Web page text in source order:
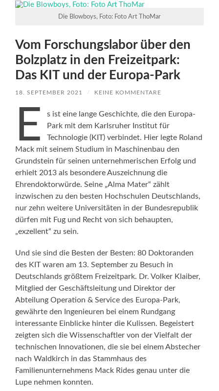
Die Blowboys, Foto: Foto Art ThoMar
Vom Forschungslabor über den
Bolzplatz in den Freizeitpark:
Das KIT und der Europa-Park
18. SEPTEMBER 2021 / KEINE KOMMENTARE
E
s ist eine lange Geschichte, die den Europa-
Park mit dem Karlsruher Institut für
Technologie (KIT) verbindet. Hier legte Roland
Mack mit seinem Studium in Maschinenbau den
Grundstein für seinen unternehmerischen Erfolg und
erhielt 2013 als besondere Auszeichnung die
Ehrendoktorwürde. Seine „Alma Mater“ zählt
inzwischen zu den besten Hochschulen Deutschlands,
nur zehn weitere Universitäten in der Bundesrepublik
dürfen mit Fug und Recht von sich behaupten,
„exzellent“ zu sein.
Und sie sind die Besten der Besten: 80 Doktoranden
des KIT waren am 13. September zu Besuch in
Deutschlands größtem Freizeitpark. Dr. Volker Klaiber,
Mitglied der Geschäftsleitung und Direktor der
Abteilung Operation & Service des Europa-Park,
gewährte den Ingenieuren bei einem Rundgang
interessante Einblicke hinter die Kulissen. Begeistert
zeigten sich die Wissenschaftler von der Vielfalt der
technischen Innovationen, die sie bei einem Abstecher
nach Waldkirch in das Stammhaus des
Familienunternehmens Mack Rides genau unter die
Lupe nehmen konnten.